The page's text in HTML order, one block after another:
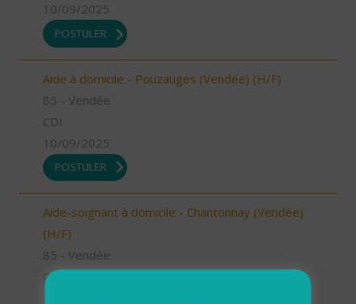
10/09/2025
POSTULER
Aide à domicile - Pouzauges (Vendée) (H/F)
85 - Vendée
CDI
10/09/2025
POSTULER
Aide-soignant à domicile - Chantonnay (Vendée)
(H/F)
85 - Vendée
CDI